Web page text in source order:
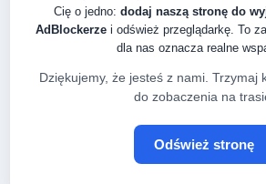
Cię o jedno: dodaj naszą stronę do
AdBlockerze i odśwież przeglądarkę. To
dla nas oznacza realne
Dziękujemy, że jesteś z nami. Trzymaj
do zobaczenia na
Odśwież stronę